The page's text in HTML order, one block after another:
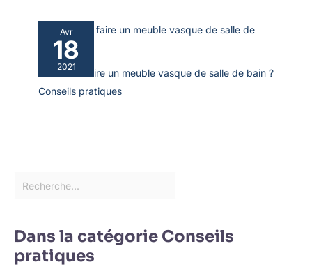
Avr
18
2021
Comment faire un meuble vasque de salle de bain ?
Conseils pratiques
Dans la catégorie Conseils
pratiques